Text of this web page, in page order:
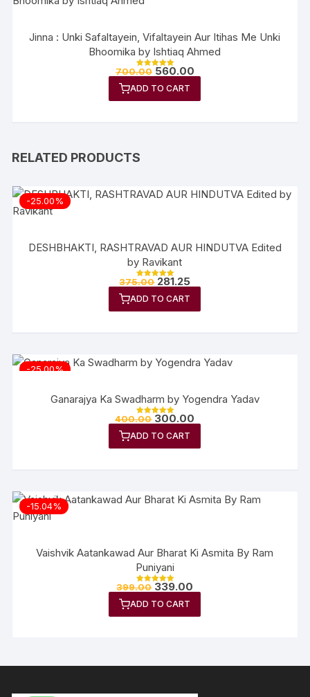
Jinna : Unki Safaltayein, Vifaltayein Aur Itihas Me Unki
Bhoomika by Ishtiaq Ahmed
Rated
out of 5
700.00 560.00
ADD TO CART
RELATED PRODUCTS
-25.00%
DESHBHAKTI, RASHTRAVAD AUR HINDUTVA Edited
by Ravikant
Rated
out of 5
375.00 281.25
ADD TO CART
-25.00%
Ganarajya Ka Swadharm by Yogendra Yadav
Rated
out of 5
400.00 300.00
ADD TO CART
-15.04%
Vaishvik Aatankawad Aur Bharat Ki Asmita By Ram
Puniyani
Rated
out of 5
399.00 339.00
ADD TO CART